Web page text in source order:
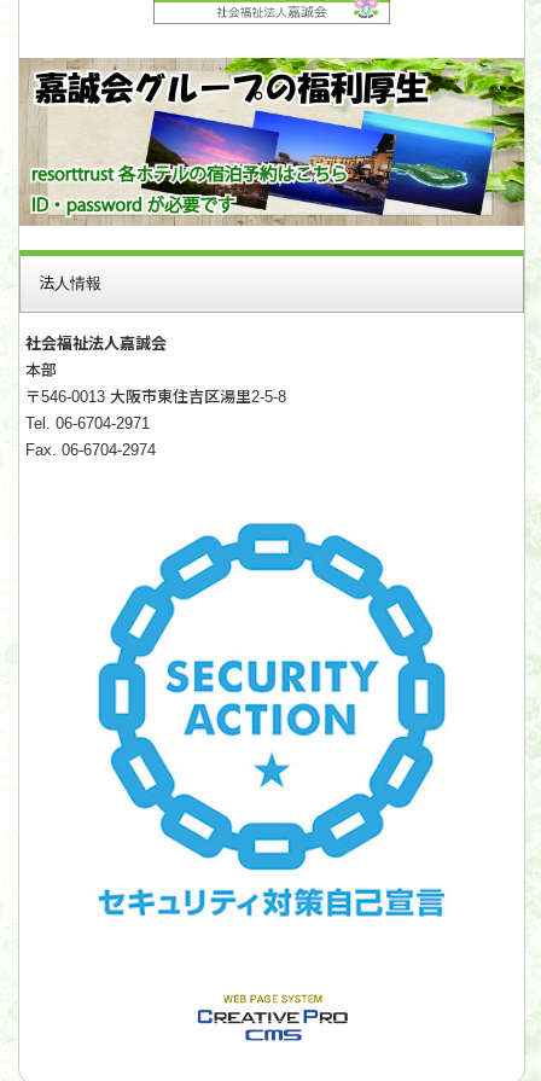
法人情報
社会福祉法人嘉誠会
本部
〒546-0013 大阪市東住吉区湯里2-5-8
Tel. 06-6704-2971
Fax. 06-6704-2974